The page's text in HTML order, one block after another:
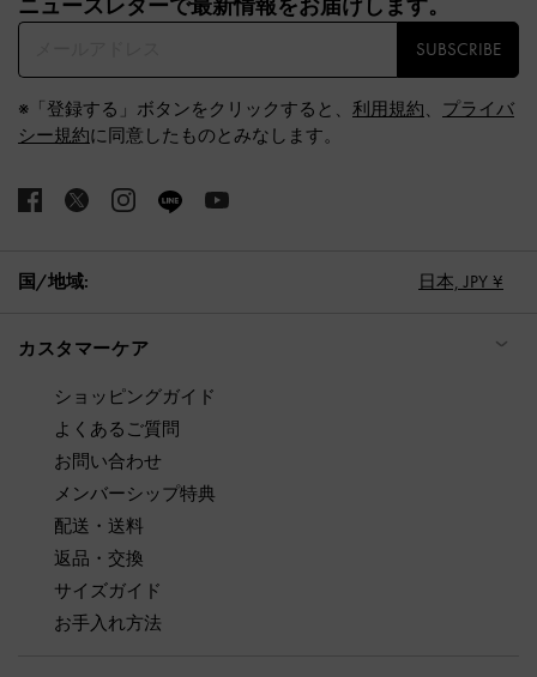
ニュースレターで最新情報をお届けします。​
SUBSCRIBE
※「登録する」ボタンをクリックすると、 利用規約、 プライバ
シー規約に同意したものとみなします。
国/地域: 日本, JPY ¥
カスタマーケア
ショッピングガイド
よくあるご質問
お問い合わせ
メンバーシップ特典
配送・送料
返品・交換
サイズガイド
お手入れ方法